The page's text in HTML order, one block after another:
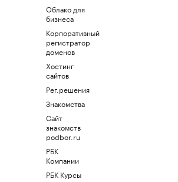
Облако для
бизнеса
Корпоративный
регистратор
доменов
Хостинг
сайтов
Рег.решения
Знакомства
Сайт
знакомств
podbor.ru
РБК
Компании
РБК Курсы